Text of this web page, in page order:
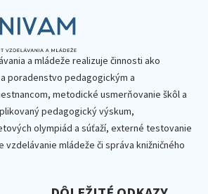
a mládeže realizuje činnosti ako
poradenstvo pedagogickým a
metodické usmerňovanie škôl a
pedagogický výskum,
olympiád a súťaží, externé testovanie
vzdelávanie mládeže či správa knižničného